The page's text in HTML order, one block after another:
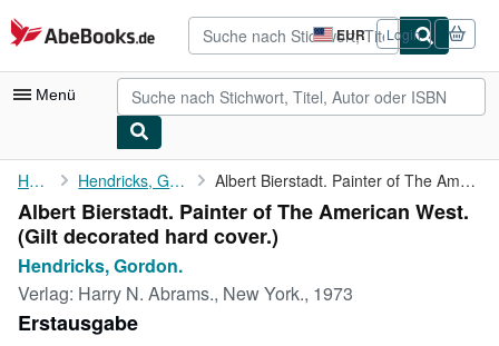
Zum Hauptinhalt
AbeBooks.de EUR
Seite
der
Einkaufseinstellungen.
Login
Menü
Nutzerkonto
Meine Bestellungen
Detailsuche
Sammlungen
Antiquarische Bücher
Home Hendricks, Gordon. Albert Bierstadt. Painter of The American West.
Albert Bierstadt. Painter of The American West.
(Gilt decorated hard cover.)
Hendricks, Gordon.
Verlag: Harry N. Abrams., New York., 1973
Erstausgabe